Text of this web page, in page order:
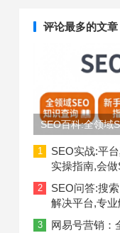
评论最多的文章
SEO百科:全领域
手入门到从业者
1
SEO实战:平
实操指南,会
2
SEO问答:搜
解决平台,专
3
网易号营销：